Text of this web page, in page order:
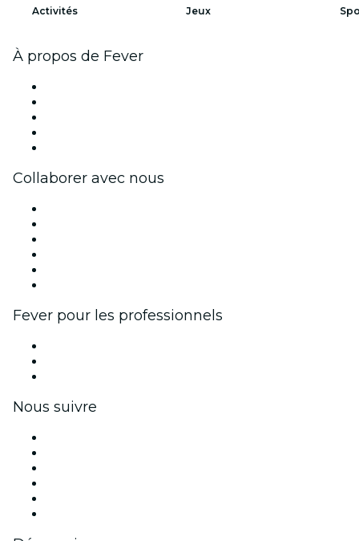
Activités Jeux
À propos de Fever
Collaborer avec nous
Fever pour les professionnels
Nous suivre